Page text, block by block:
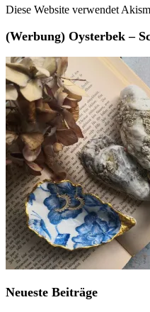
Diese Website verwendet
(Werbung) Oysterbek –
Neueste Beiträge